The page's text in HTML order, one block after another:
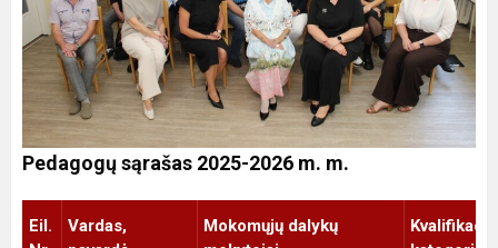
Pedagogų sąrašas 2025-2026 m. m.
Eil.
Vardas,
Mokomųjų dalykų